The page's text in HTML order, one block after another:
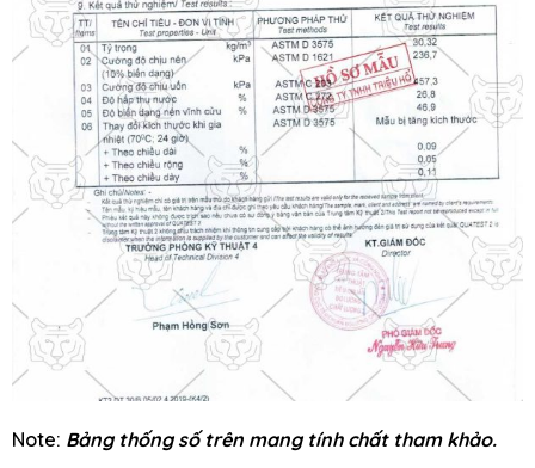
Note: Bảng thống số trên mang tính chất tham khảo.